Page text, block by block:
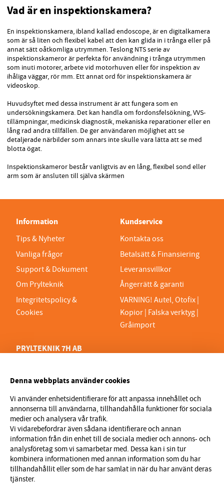
Vad är en inspektionskamera?
En inspektionskamera, ibland kallad endoscope, är en digitalkamera
som är så liten och flexibel kabel att den kan glida in i trånga eller på
annat sätt oåtkomliga utrymmen. Teslong NTS serie av
inspektionskameror är perfekta för användning i trånga utrymmen
som inuti motorer, arbete vid motorhuven eller för inspektion av
ihåliga väggar, rör mm. Ett annat ord för inspektionskamera är
videoskop.
Huvudsyftet med dessa instrument är att fungera som en
undersökningskamera. Det kan handla om fordonsfelsökning, VVS-
tillämpningar, medicinsk diagnostik, mekaniska reparationer eller en
lång rad andra tillfällen. De ger användaren möjlighet att se
detaljerade närbilder som annars inte skulle vara lätta att se med
blotta ögat.
Inspektionskameror består vanligtvis av en lång, flexibel sond eller
arm som är ansluten till själva skärmen
Information
Tips & Nyheter
Vanliga frågor
Support & Dokument
Om Prylteknik
Integritetspolicy &
Cookies
Kundservice
Kontakta oss
Betalsätt & Finansiering
Leveransvillkor
Ångerrätt & garanti
VARNING! Autel, Otofix |
Kopior | Falska verktyg |
Gråimport
PRYLTEKNIK 7H AB
0321777170
Nyhetsbrev
I vårt nyhetsbrev får du ta del av nyheter och
erbjudanden före alla andra. Registrera dig här nedan.
Denna webbplats använder cookies
Vi använder enhetsidentifierare för att anpassa innehållet och
annonserna till användarna, tillhandahålla funktioner för sociala
medier och analysera vår trafik.
Vi vidarebefordrar även sådana identifierare och annan
information från din enhet till de sociala medier och annons- och
analysföretag som vi samarbetar med. Dessa kan i sin tur
kombinera informationen med annan information som du har
tillhandahållit eller som de har samlat in när du har använt deras
tjänster.